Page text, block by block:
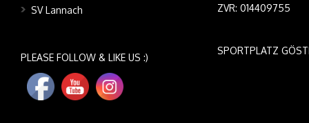
SV Lannach
PLEASE FOLLOW & LIKE US :)
ZVR: 014409755
SPORTPLATZ